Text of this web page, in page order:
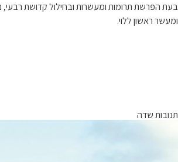
בעת הפרשת תרומות ומעשרות ובחילול קדושת רבעי,
ומעשר ראשון ללוי.
תנובות שדה